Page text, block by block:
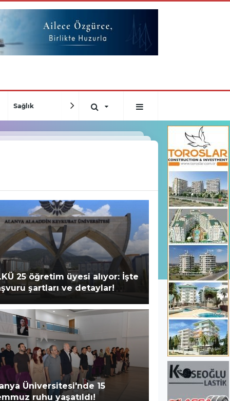
Sağlık Kültür
Erdem’den Türkiye birincilerine
25 öğretim üyesi alıyor: İşte
şartları ve detaylar!
Üniversitesi'nde 15
ruhu yaşatıldı!